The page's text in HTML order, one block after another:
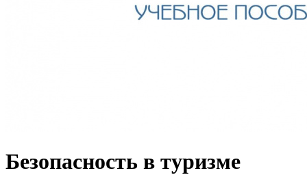
Безопасность в туризме